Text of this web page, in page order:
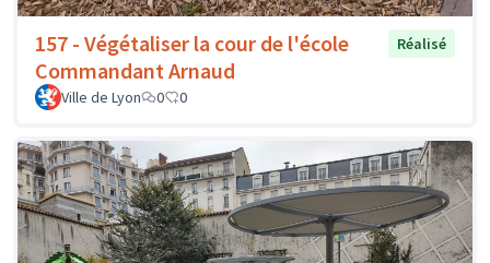
157 - Végétaliser la cour de l'école
Commandant Arnaud
Réalisé
Ville de Lyon 0 0